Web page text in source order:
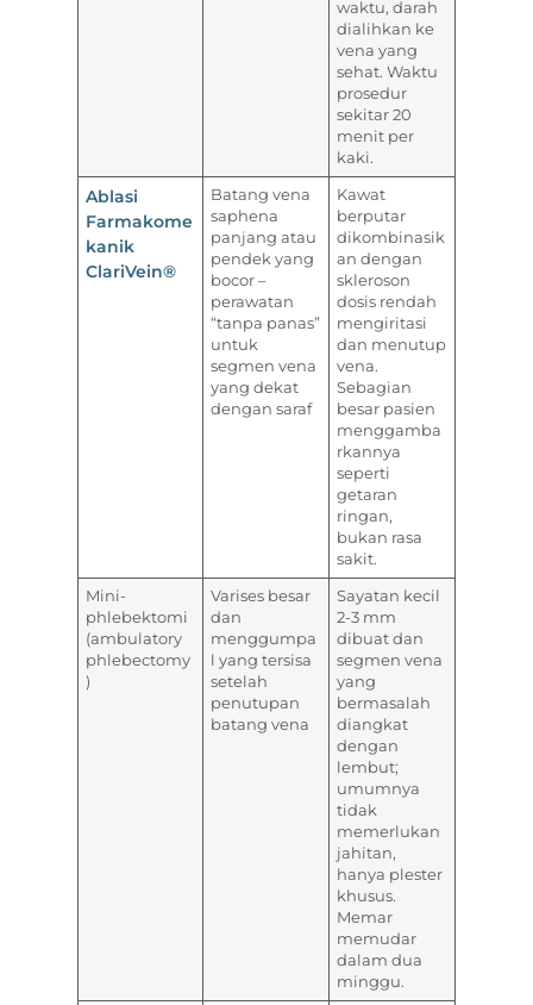
waktu, darah
dialihkan ke
vena yang
sehat. Waktu
prosedur
sekitar 20
menit per
kaki.
Ablasi
Farmakome
kanik
ClariVein®
Batang vena
saphena
panjang atau
pendek yang
bocor –
perawatan
“tanpa panas”
untuk
segmen vena
yang dekat
dengan saraf
Kawat
berputar
dikombinasik
an dengan
skleroson
dosis rendah
mengiritasi
dan menutup
vena.
Sebagian
besar pasien
menggamba
rkannya
seperti
getaran
ringan,
bukan rasa
sakit.
Mini-
phlebektomi
(ambulatory
phlebectomy
)
Varises besar
dan
menggumpa
l yang tersisa
setelah
penutupan
batang vena
Sayatan kecil
2-3 mm
dibuat dan
segmen vena
yang
bermasalah
diangkat
dengan
lembut;
umumnya
tidak
memerlukan
jahitan,
hanya plester
khusus.
Memar
memudar
dalam dua
minggu.